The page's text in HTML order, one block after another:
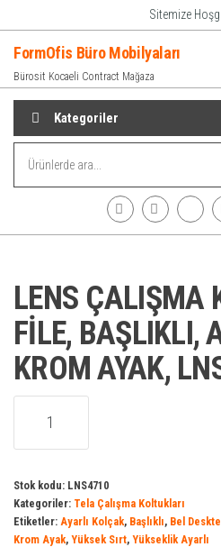
atla
Sitemize
FormOfis Büro Mobilyaları
Bürosit Kocaeli Contract Mağaza
Kategoriler
LENS ÇALIŞMA
FİLE, BAŞLIKLI,
KROM AYAK,
ÇALIŞMA
,
FİLE,
BAŞLIKLI,
Stok kodu: LNS4710
Kategoriler: Tela Çalışma Koltukları
Etiketler: Ayarlı Kolçak, Başlıklı, Bel
Krom Ayak, Yüksek Sırt, Yükseklik Ayarlı